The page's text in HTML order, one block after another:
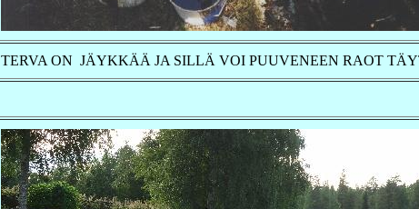
TERVA ON JÄYKKÄÄ JA SILLÄ VOI PUUVENEEN RAOT